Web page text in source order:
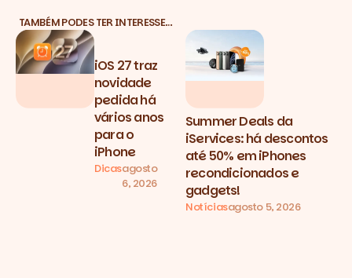
TAMBÉM PODES TER INTERESSE…
iOS 27 traz
novidade
pedida há
vários anos
para o
iPhone
Dicasagosto
6, 2026
Summer Deals da
iServices: há descontos
até 50% em iPhones
recondicionados e
gadgets!
Notíciasagosto 5, 2026